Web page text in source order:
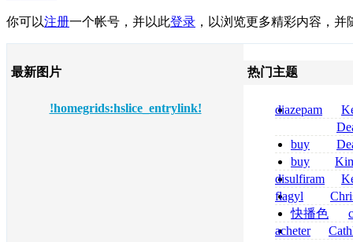
你可以注册一个帐号，并以此登录 ，以浏览更多精彩内容，
最新图片
!homegrids:hslice_entrylink!
热门主题
diazepam
per dormire
compresse
tizanidine
sans
buy
pregabalin
pregabalin 300
buy
zolpidem usa
disulfiram
sans
flagyl
senza
flagyl si può co
快播色
综合
acheter